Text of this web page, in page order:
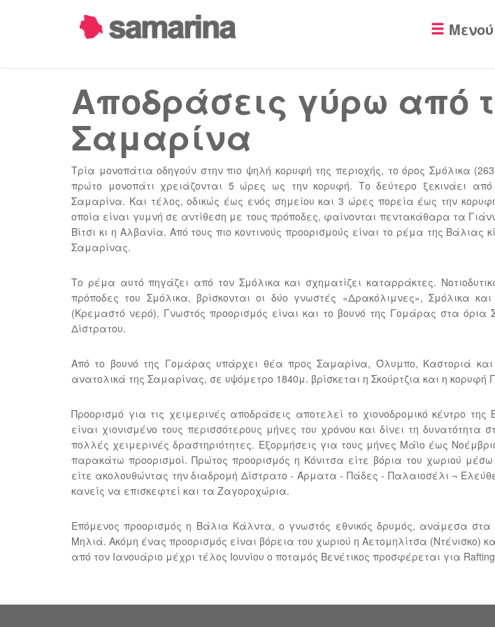
Μενού
Αποδράσεις γύρω από
Σαμαρίνα
Τρία μονοπάτια οδηγούν στην πιο ψηλή κορυφή της περιοχής, το όρος Σμόλικα
πρώτο μονοπάτι χρειάζονται 5 ώρες ως την κορυφή. Το δεύτερο ξεκινάει
Σαμαρίνα. Και τέλος, οδικώς έως ενός σημείου και 3 ώρες πορεία έως την
οποία είναι γυμνή σε αντίθεση με τους πρόποδες, φαίνονται πεντακάθαρα τα
Βίτσι κι η Αλβανία. Από τους πιο κοντινούς προορισμούς είναι το ρέμα της Βάλιας
Σαμαρίνας.
Το ρέμα αυτό πηγάζει από τον Σμόλικα και σχηματίζει καταρράκτες.
πρόποδες του Σμόλικα, βρίσκονται οι δύο γνωστές «Δρακόλιμνες», Σμόλικα
(Κρεμαστό νερό). Γνωστός προορισμός είναι και το βουνό της Γομάρας στα όρια
Δίστρατου.
Από το βουνό της Γομάρας υπάρχει θέα προς Σαμαρίνα, Όλυμπο, Καστοριά
ανατολικά της Σαμαρίνας, σε υψόμετρο 1840μ. βρίσκεται η Σκούρτζια και η κορυφή
Προορισμό για τις χειμερινές αποδράσεις αποτελεί το χιονοδρομικό κέντρο της
είναι χιονισμένο τους περισσότερους μήνες του χρόνου και δίνει τη δυνατότητα
πολλές χειμερινές δραστηριότητες. Εξορμήσεις για τους μήνες Μάϊο έως
παρακάτω προορισμοί. Πρώτος προορισμός η Κόνιτσα είτε βόρια του χωριού
είτε ακολουθώντας την διαδρομή Δίστρατο - Άρματα - Πάδες - Παλαιοσέλι ¬
κανείς να επισκεφτεί και τα Ζαγοροχώρια.
Επόμενος προορισμός η Βάλια Κάλντα, ο γνωστός εθνικός δρυμός, ανάμεσα στα
Μηλιά. Ακόμη ένας προορισμός είναι βόρεια του χωριού η Αετομηλίτσα (Ντένισκο)
από τον Ιανουάριο μέχρι τέλος Ιουνίου ο ποταμός Βενέτικος προσφέρεται για